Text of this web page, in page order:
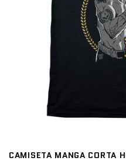
CAMISETA MANGA CORTA